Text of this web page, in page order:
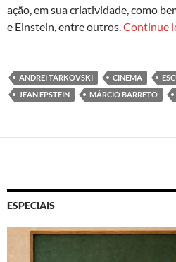
ação, em sua criatividade, como
e Einstein, entre outros.Continue
ANDREI TARKOVSKI CINEMA
JEAN EPSTEIN
MÁRCIO BARRETO
ESPECIAIS